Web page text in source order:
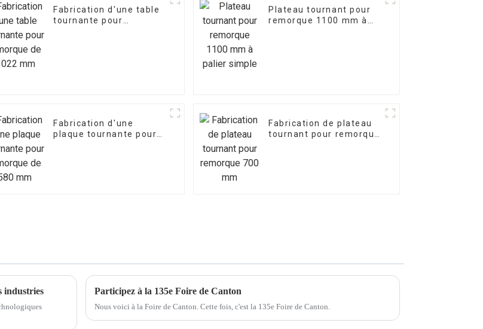
Fabrication d'une table
tournante pour
Plateau tournant pour
remorque 1100 mm à
Fabrication d'une
plaque tournante pour
Fabrication de plateau
tournant pour remorque
industries Participez à la 135e Foire de Canton
Nous voici à la Foire de Canton. Cette fois, c'est la 135e Foire de Canton.